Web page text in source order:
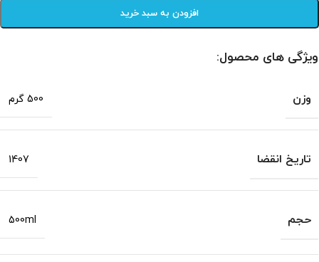
افزودن به سبد خرید
ویژگی های محصول:
وزن 500 گرم
تاریخ انقضا 1407
حجم 500ml